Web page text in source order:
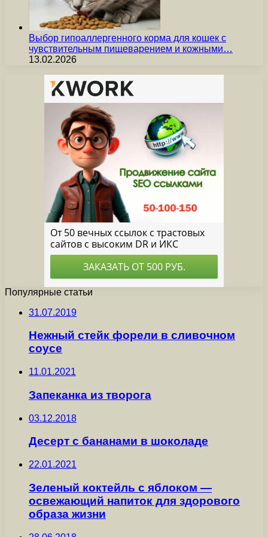
Выбор гипоаллергенного корма для кошек с
чувствительным пищеварением и кожными…
13.02.2026
Популярные статьи
31.07.2019
Нежный стейк форели в сливочном
соусе
11.01.2021
Запеканка из творога
03.12.2018
Десерт с бананами в шоколаде
22.01.2021
Зеленый коктейль с яблоком —
освежающий напиток для здорового
образа жизни